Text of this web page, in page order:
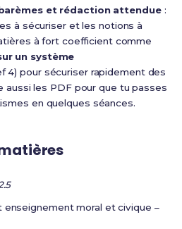
et rédaction attendue:
à sécuriser et les notions à
à fort coefficient comme
un système
4) pour sécuriser rapidement des
aussi les PDF pour que tu passes
en quelques séances.
enseignement moral et civique –